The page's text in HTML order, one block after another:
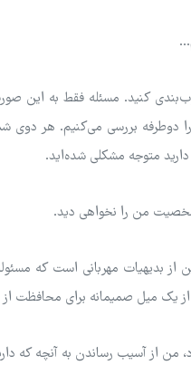
کنید. مسئله فقط به این
بررسی می‌کنیم. هر دوی
متوجه مشکلی شده‌اید.
شخصیت من را نخواهی دید.
از بدیهیات مهربانی است که
یک میل صمیمانه برای محافظت از
من از آسیب رساندن به آنچه که